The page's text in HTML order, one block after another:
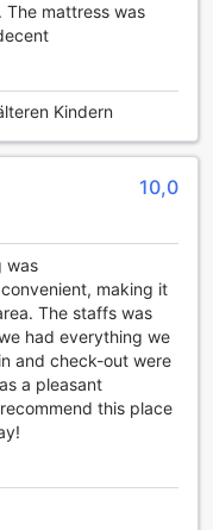
by Mansley
by Mansley Serviced
stilvolle Unterkunft
einem modernen
zu einer Vielzahl
damit Sie auch
über die neuesten
Luxus und
Tag in der
in Ihrem
steht Ihnen ein
Ihre Snacks und
Tag.
Residence by
mattress was
Kindern
10,0
was
making it
The staffs was
had everything we
and check-out were
a pleasant
this place